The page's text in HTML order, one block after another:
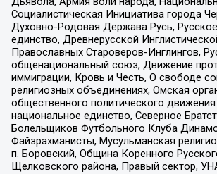
Социалистическая Инициатива города
Духовно-Родовая Держава Русь,
единство, Древнерусской
Православных Староверов-Инглингов,
общенациональный союз, Движение
иммиграции, Кровь и Честь, О свободе
религиозных объединениях, Омская
общественного политического
национальное единство, Северное
Болельщиков Футбольного Клуба
Файзрахманисты, Мусульманская
п. Боровский, Община Коренного
Щелковского района, Правый сектор,